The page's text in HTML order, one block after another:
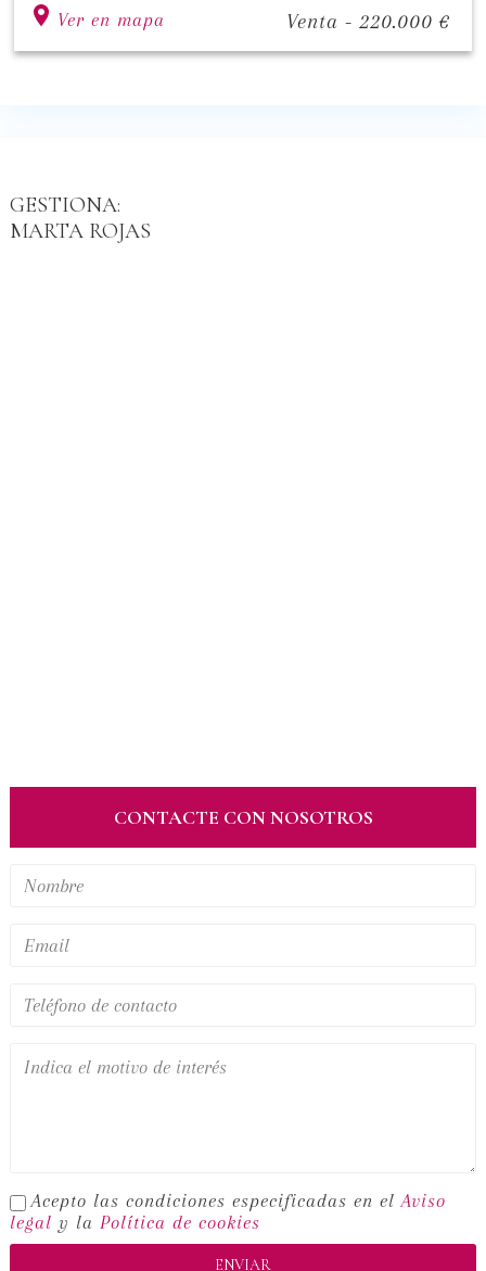
Ver en mapa Venta - 220.000 €
GESTIONA:
MARTA ROJAS
CONTACTE CON NOSOTROS
Acepto las condiciones especificadas en el Aviso
legal y la Política de cookies